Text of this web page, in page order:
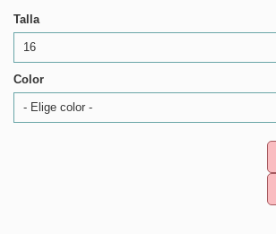
Talla
16
Color
- Elige color -